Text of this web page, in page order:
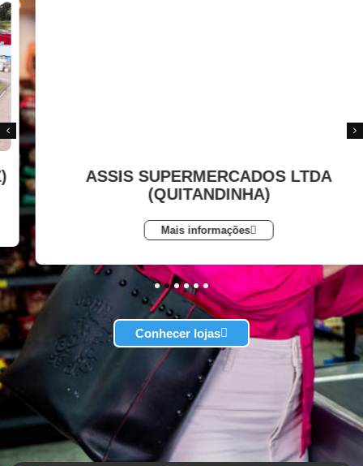
ASSIS SUPERMERCADOS LTDA
(QUITANDINHA)
Mais informações
23 56
Conhecer lojas